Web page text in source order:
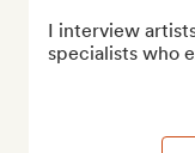
I interview
specialists who